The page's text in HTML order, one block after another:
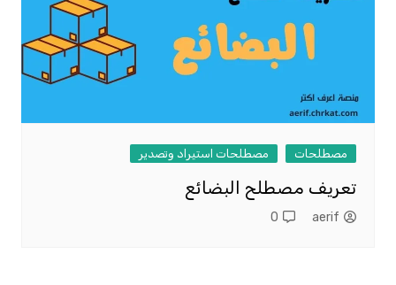
مصطلحات مصطلحات استيراد وتصدير
تعريف مصطلح البضائع
aerif
0